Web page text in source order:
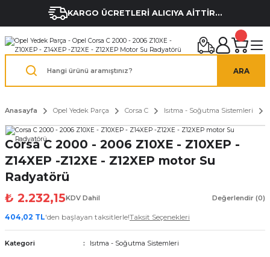
KARGO ÜCRETLERİ ALICIYA AİTTİR...
ARA
Anasayfa Opel Yedek Parça Corsa C Isıtma - Soğutma Sistemleri
Corsa C 2000 - 2006 Z10XE - Z10XEP -
Z14XEP -Z12XE - Z12XEP motor Su
Radyatörü
₺ 2.232,15KDV Dahil Değerlendir (0)
404,02 TL'den başlayan taksitlerle!Taksit Seçenekleri
Kategori Isıtma - Soğutma Sistemleri